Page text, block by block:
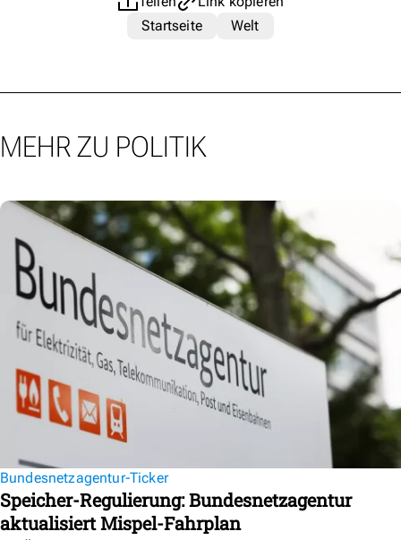
Startseite
Welt
MEHR ZU POLITIK
Bundesnetzagentur-Ticker
Speicher-Regulierung: Bundesnetzagentur
aktualisiert Mispel-Fahrplan